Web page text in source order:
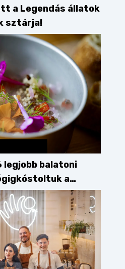
a Legendás állatok
sztárja!
balatoni
a